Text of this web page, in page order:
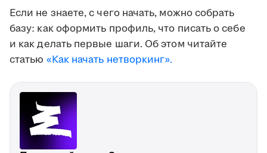
Если не знаете, с чего начать, можно собрать
базу: как оформить профиль, что писать о себе
и как делать первые шаги. Об этом читайте
статью «Как начать нетворкинг».